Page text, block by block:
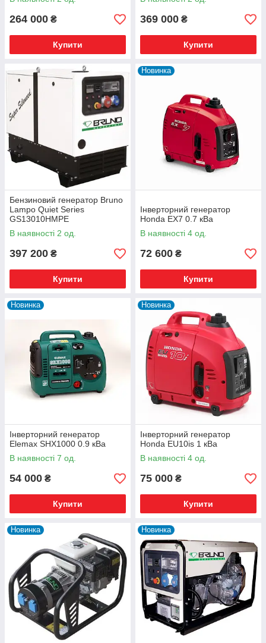
264 000 ₴
Купити
369 000 ₴
Купити
Бензиновий генератор Bruno
Lampo Quiet Series
GS13010HMPE
В наявності 2 од.
397 200 ₴
Купити
Новинка
Інверторний генератор
Honda EX7 0.7 кВа
В наявності 4 од.
72 600 ₴
Купити
Новинка
Інверторний генератор
Elemax SHX1000 0.9 кВа
В наявності 7 од.
54 000 ₴
Купити
Новинка
Інверторний генератор
Honda EU10is 1 кВа
В наявності 4 од.
75 000 ₴
Купити
Новинка Новинка